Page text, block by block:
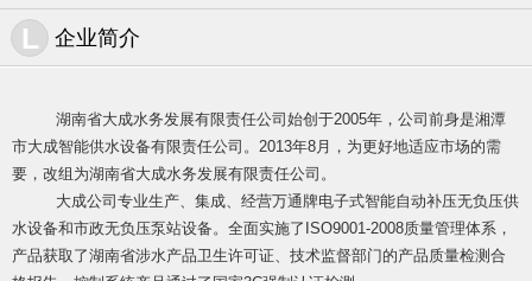
L 企业简介
湖南省大成水务发展有限责任公司始创于2005年，公司前身是湘潭
市大成智能供水设备有限责任公司。2013年8月，为更好地适应市场的需
要，改组为湖南省大成水务发展有限责任公司。
大成公司专业生产、集成、经营万通牌电子式智能自动补压无负压供
水设备和市政无负压泵站设备。全面实施了ISO9001-2008质量管理体系，
产品获取了湖南省涉水产品卫生许可证、技术监督部门的产品质量检测合